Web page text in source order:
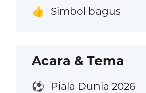
👍 Simbol bagus
Acara & Tema
⚽ Piala Dunia 2026